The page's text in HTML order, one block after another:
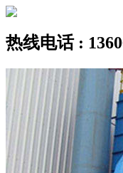
热线电话 :